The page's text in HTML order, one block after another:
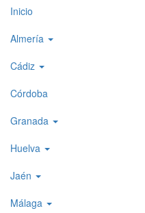
Top
level
1
Inicio
Almería
Cádiz
Córdoba
Granada
Huelva
Jaén
Málaga